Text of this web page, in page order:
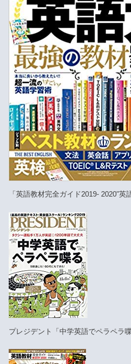
「英語教材完全ガイド2019- 2020"英
プレジデント「中学英語でペラペラ